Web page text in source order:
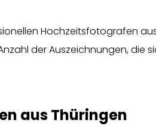
Hochzeitsfotografen
der Auszeichnungen, die
aus Thüringen